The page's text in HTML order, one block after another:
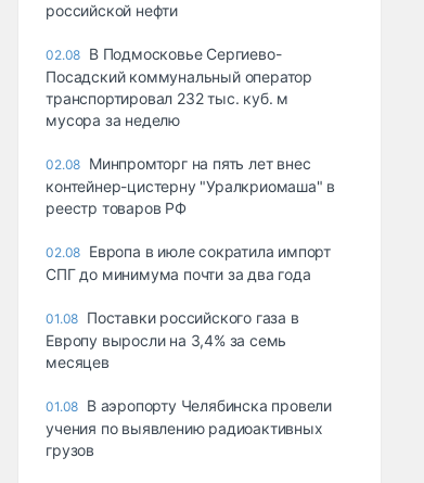
российской нефти
02.08 В Подмосковье Сергиево-
Посадский коммунальный оператор
транспортировал 232 тыс. куб. м
мусора за неделю
02.08 Минпромторг на пять лет внес
контейнер-цистерну "Уралкриомаша" в
реестр товаров РФ
02.08 Европа в июле сократила импорт
СПГ до минимума почти за два года
01.08 Поставки российского газа в
Европу выросли на 3,4% за семь
месяцев
01.08 В аэропорту Челябинска провели
учения по выявлению радиоактивных
грузов